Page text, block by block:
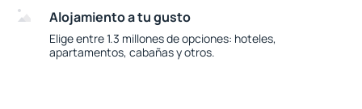
Alojamiento a tu gusto
Elige entre 1.3 millones de opciones: hoteles,
apartamentos, cabañas y otros.